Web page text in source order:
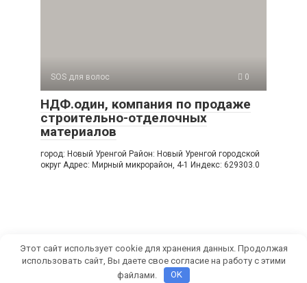
SOS для волос 0
НДФ.один, компания по продаже
строительно-отделочных
материалов
город: Новый Уренгой Район: Новый Уренгой городской
округ Адрес: Мирный микрорайон, 4-1 Индекс: 629303.0
© 2026 СамРуками
Этот сайт использует cookie для хранения данных. Продолжая
использовать сайт, Вы даете свое согласие на работу с этими
файлами.
OK